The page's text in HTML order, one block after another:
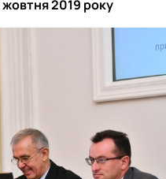
2019 року